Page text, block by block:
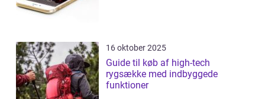
16 oktober 2025
Guide til køb af high-tech
rygsække med indbyggede
funktioner